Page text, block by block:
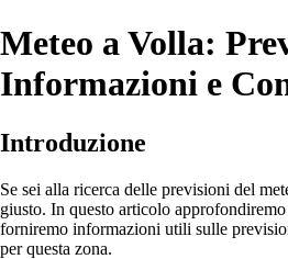
Meteo a Volla:
Informazioni e
Introduzione
Se sei alla ricerca delle previsioni del
giusto. In questo articolo
forniremo informazioni utili sulle
per questa zona.